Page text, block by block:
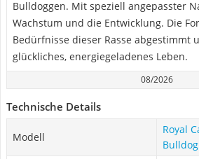
Bulldoggen. Mit speziell angepasster
Wachstum und die Entwicklung. Die
Bedürfnisse dieser Rasse abgestimmt
glückliches, energiegeladenes Leben.
08/2026
Technische Details
Modell
Royal
Bulldog